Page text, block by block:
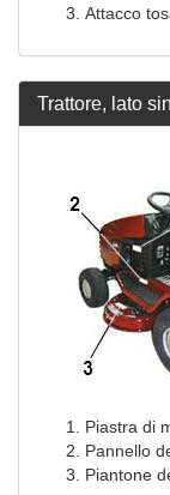
Attacco
Trattore, lato
Piastra di
Pannello
Piantone